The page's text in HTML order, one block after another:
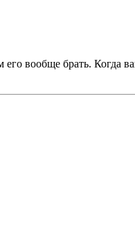
его вообще брать. Когда